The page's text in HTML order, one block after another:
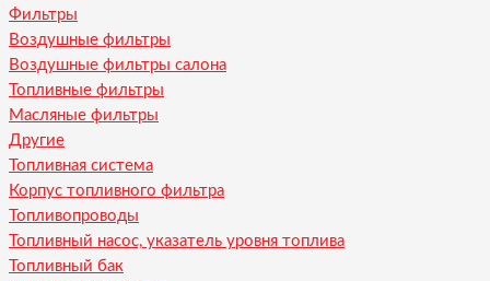
Фильтры
Воздушные фильтры
Воздушные фильтры салона
Топливные фильтры
Масляные фильтры
Другие
Топливная система
Корпус топливного фильтра
Топливопроводы
Топливный насос, указатель уровня топлива
Топливный бак